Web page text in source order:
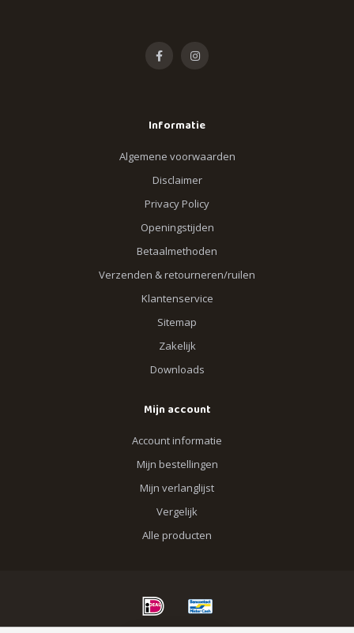
Informatie
Algemene voorwaarden
Disclaimer
Privacy Policy
Openingstijden
Betaalmethoden
Verzenden & retourneren/ruilen
Klantenservice
Sitemap
Zakelijk
Downloads
Mijn account
Account informatie
Mijn bestellingen
Mijn verlanglijst
Vergelijk
Alle producten